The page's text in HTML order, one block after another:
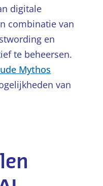
digitale
combinatie van
en
te beheersen.
Mythos
van